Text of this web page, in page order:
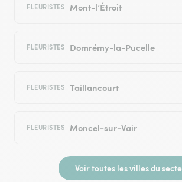
FLEURISTES Mont-l’Étroit
FLEURISTES Domrémy-la-Pucelle
FLEURISTES Taillancourt
FLEURISTES Moncel-sur-Vair
Voir toutes les villes du